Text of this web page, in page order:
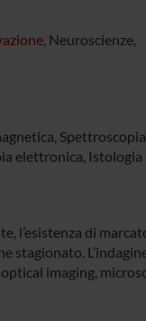
, Neuroscienze,
Spettroscopia
elettronica, Istologia
l’esistenza di
stagionato.
imaging,